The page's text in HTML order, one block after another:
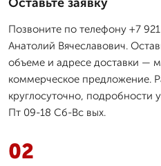
Позвоните по телефону +7
Анатолий Вячеславович.
объеме и адресе доставки —
коммерческое предложение.
круглосуточно, подробности
Пт 09-18 Сб-Вс вых.
02